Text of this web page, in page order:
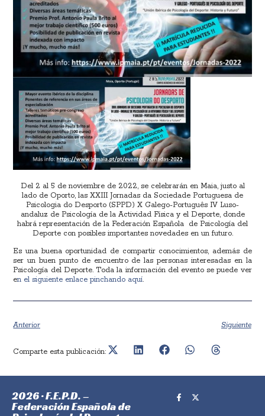
Del 2 al 5 de noviembre de 2022, se celebrarán en Maia, justo al
lado de Oporto, las XXIII Jornadas da Sociedade Portuguesa de
Psicologia do Desporto (SPPD) X Galego-Português IV Luso-
andaluz de Psicología de la Actividad Física y el Deporte, donde
habrá representación de la Federación Española de Psicología del
Deporte con posibles importantes novedades en un futuro.
Es una buena oportunidad de compartir conocimientos, además de
ser un buen punto de encuentro de las personas interesadas en la
Psicología del Deporte. Toda la información del evento se puede ver
en el siguiente enlace pinchando aquí.
Anterior Siguiente
Comparte esta publicación:
2026 · F.E.P.D. –
Federación Española de